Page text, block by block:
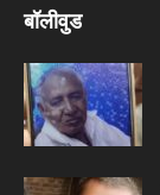
बॉलीवुड